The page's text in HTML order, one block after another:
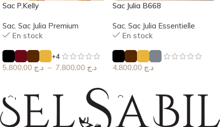
Sac P.Kelly
Sac, Sac Julia Premium
En stock
+4
د.ج – د.ج
Sac Julia B668
Sac, Sac Julia Essentielle
En stock
د.ج